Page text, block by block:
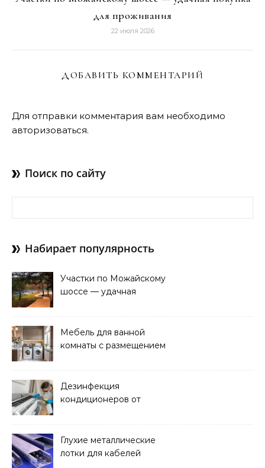
для проживания
22 июля 2026
ДОБАВИТЬ КОММЕНТАРИЙ
Для отправки комментария вам необходимо
авторизоваться.
Поиск по сайту
Набирает популярность
Участки по Можайскому
шоссе — удачная
Мебель для ванной
комнаты с размещением
Дезинфекция
кондиционеров от
Глухие металлические
лотки для кабелей